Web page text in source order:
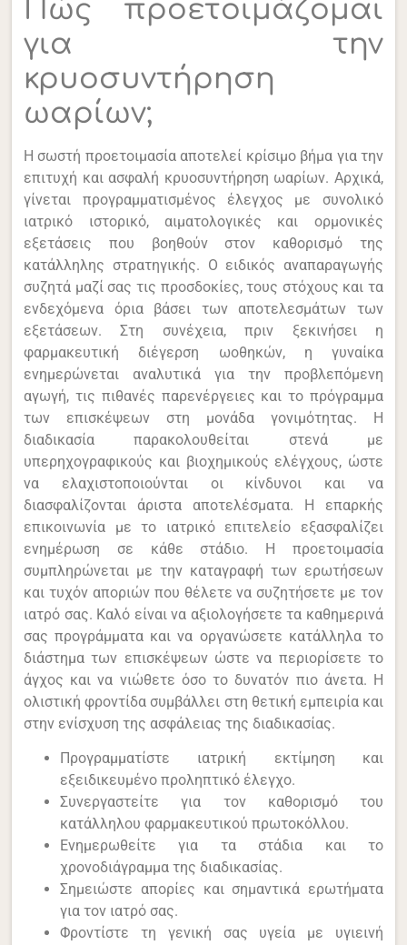
Πώς προετοιμάζομαι
για την
κρυοσυντήρηση
ωαρίων;
Η σωστή προετοιμασία αποτελεί κρίσιμο βήμα για την
επιτυχή και ασφαλή κρυοσυντήρηση ωαρίων. Αρχικά,
γίνεται προγραμματισμένος έλεγχος με συνολικό
ιατρικό ιστορικό, αιματολογικές και ορμονικές
εξετάσεις που βοηθούν στον καθορισμό της
κατάλληλης στρατηγικής. Ο ειδικός αναπαραγωγής
συζητά μαζί σας τις προσδοκίες, τους στόχους και τα
ενδεχόμενα όρια βάσει των αποτελεσμάτων των
εξετάσεων. Στη συνέχεια, πριν ξεκινήσει η
φαρμακευτική διέγερση ωοθηκών, η γυναίκα
ενημερώνεται αναλυτικά για την προβλεπόμενη
αγωγή, τις πιθανές παρενέργειες και το πρόγραμμα
των επισκέψεων στη μονάδα γονιμότητας. Η
διαδικασία παρακολουθείται στενά με
υπερηχογραφικούς και βιοχημικούς ελέγχους, ώστε
να ελαχιστοποιούνται οι κίνδυνοι και να
διασφαλίζονται άριστα αποτελέσματα. Η επαρκής
επικοινωνία με το ιατρικό επιτελείο εξασφαλίζει
ενημέρωση σε κάθε στάδιο. Η προετοιμασία
συμπληρώνεται με την καταγραφή των ερωτήσεων
και τυχόν αποριών που θέλετε να συζητήσετε με τον
ιατρό σας. Καλό είναι να αξιολογήσετε τα καθημερινά
σας προγράμματα και να οργανώσετε κατάλληλα το
διάστημα των επισκέψεων ώστε να περιορίσετε το
άγχος και να νιώθετε όσο το δυνατόν πιο άνετα. Η
ολιστική φροντίδα συμβάλλει στη θετική εμπειρία και
στην ενίσχυση της ασφάλειας της διαδικασίας.
Προγραμματίστε ιατρική εκτίμηση και
εξειδικευμένο προληπτικό έλεγχο.
Συνεργαστείτε για τον καθορισμό του
κατάλληλου φαρμακευτικού πρωτοκόλλου.
Ενημερωθείτε για τα στάδια και το
χρονοδιάγραμμα της διαδικασίας.
Σημειώστε απορίες και σημαντικά ερωτήματα
για τον ιατρό σας.
Φροντίστε τη γενική σας υγεία με υγιεινή